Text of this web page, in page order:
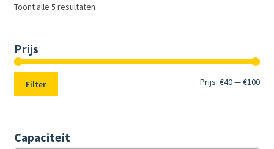
Toont alle 5 resultaten
Prijs
Min.
Filter Prijs:€40—€100
Capaciteit